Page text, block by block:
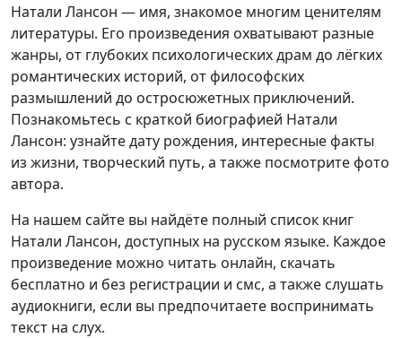
Натали Лансон — имя, знакомое многим ценителям
литературы. Его произведения охватывают разные
жанры, от глубоких психологических драм до лёгких
романтических историй, от философских
размышлений до остросюжетных приключений.
Познакомьтесь с краткой биографией Натали
Лансон: узнайте дату рождения, интересные факты
из жизни, творческий путь, а также посмотрите фото
автора.
На нашем сайте вы найдёте полный список книг
Натали Лансон, доступных на русском языке. Каждое
произведение можно читать онлайн, скачать
бесплатно и без регистрации и смс, а также слушать
аудиокниги, если вы предпочитаете воспринимать
текст на слух.